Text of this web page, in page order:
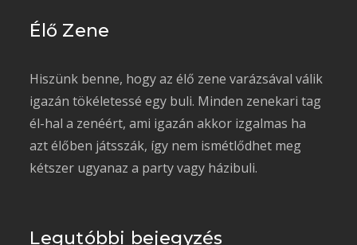
Élő Zene
Hiszünk benne, hogy az élő zene varázsával válik
igazán tökéletessé egy buli. Minden zenekari tag
él-hal a zenéért, ami igazán akkor izgalmas ha
azt élőben játsszák, így nem ismétlődhet meg
kétszer ugyanaz a party vagy házibuli.
Legutóbbi bejegyzés